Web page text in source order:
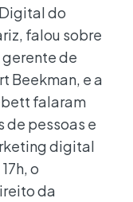
do
falou sobre
de
Beekman, e a
falaram
de pessoas e
digital
o
da